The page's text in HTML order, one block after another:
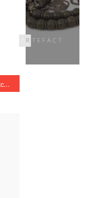
Экскурсия в рамках всемирной недели гармоничных отношений.